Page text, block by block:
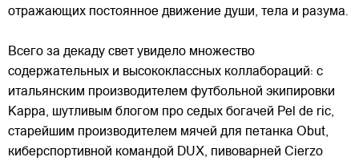
отражающих постоянное движение души, тела и разума.
Всего за декаду свет увидело множество
содержательных и высококлассных коллабораций: с
итальянским производителем футбольной экипировки
Kappa, шутливым блогом про седых богачей Pel de ric,
старейшим производителем мячей для петанка Obut,
киберспортивной командой DUX, пивоварней Cierzo